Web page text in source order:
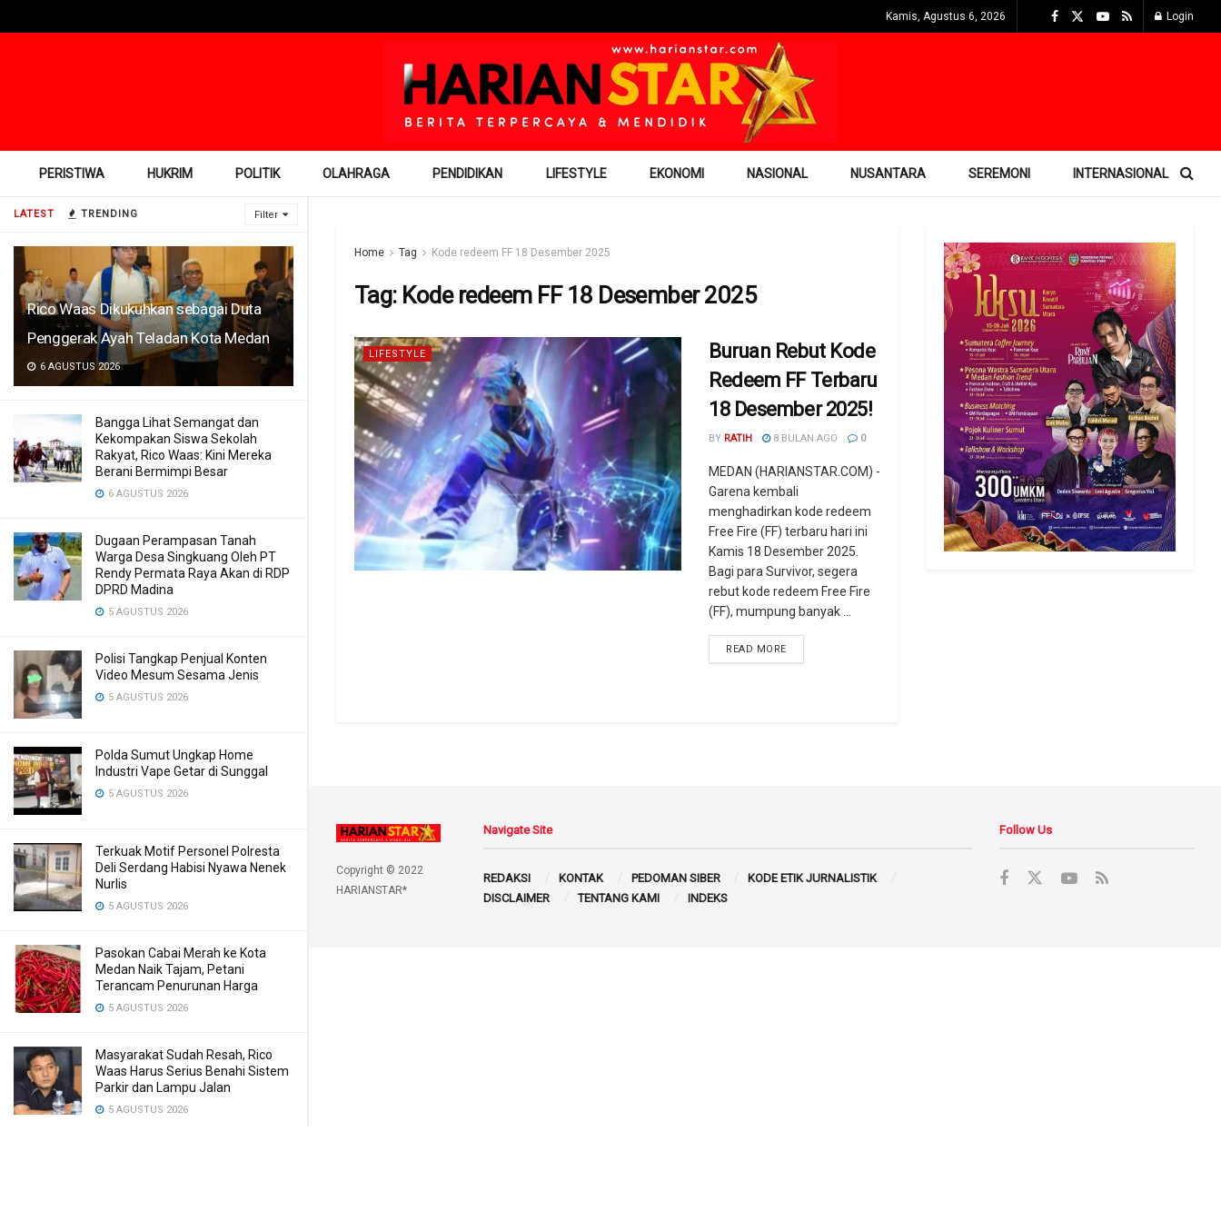
LATEST TRENDING Filter
Rico Waas Dikukuhkan sebagai Duta
Penggerak Ayah Teladan Kota Medan
6 AGUSTUS 2026
Bangga Lihat Semangat dan
Kekompakan Siswa Sekolah
Rakyat, Rico Waas: Kini Mereka
Berani Bermimpi Besar
6 AGUSTUS 2026
Dugaan Perampasan Tanah
Warga Desa Singkuang Oleh PT
Rendy Permata Raya Akan di RDP
DPRD Madina
5 AGUSTUS 2026
Polisi Tangkap Penjual Konten
Video Mesum Sesama Jenis
5 AGUSTUS 2026
Polda Sumut Ungkap Home
Industri Vape Getar di Sunggal
5 AGUSTUS 2026
Terkuak Motif Personel Polresta
Deli Serdang Habisi Nyawa Nenek
Nurlis
5 AGUSTUS 2026
Pasokan Cabai Merah ke Kota
Medan Naik Tajam, Petani
Terancam Penurunan Harga
5 AGUSTUS 2026
Masyarakat Sudah Resah, Rico
Waas Harus Serius Benahi Sistem
Parkir dan Lampu Jalan
5 AGUSTUS 2026
Kamis, Agustus 6, 2026 Login
PERISTIWA HUKRIM POLITIK OLAHRAGA PENDIDIKAN LIFESTYLE EKONOMI NASIONAL NUSANTARA SEREMONI INTERNASIONAL
Home Tag Kode redeem FF 18 Desember 2025
Tag: Kode redeem FF 18 Desember 2025
LIFESTYLE
Buruan Rebut Kode
Redeem FF Terbaru
18 Desember 2025!
BY RATIH 8 BULAN AGO 0
MEDAN (HARIANSTAR.COM) -
Garena kembali
menghadirkan kode redeem
Free Fire (FF) terbaru hari ini
Kamis 18 Desember 2025.
Bagi para Survivor, segera
rebut kode redeem Free Fire
(FF), mumpung banyak ...
READ MORE
Copyright © 2022
HARIANSTAR*
Navigate Site
REDAKSI KONTAK PEDOMAN SIBER
KODE ETIK JURNALISTIK
DISCLAIMER
TENTANG KAMI INDEKS
Follow Us